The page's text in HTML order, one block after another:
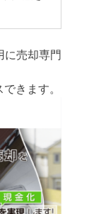
に売却専門
きます。